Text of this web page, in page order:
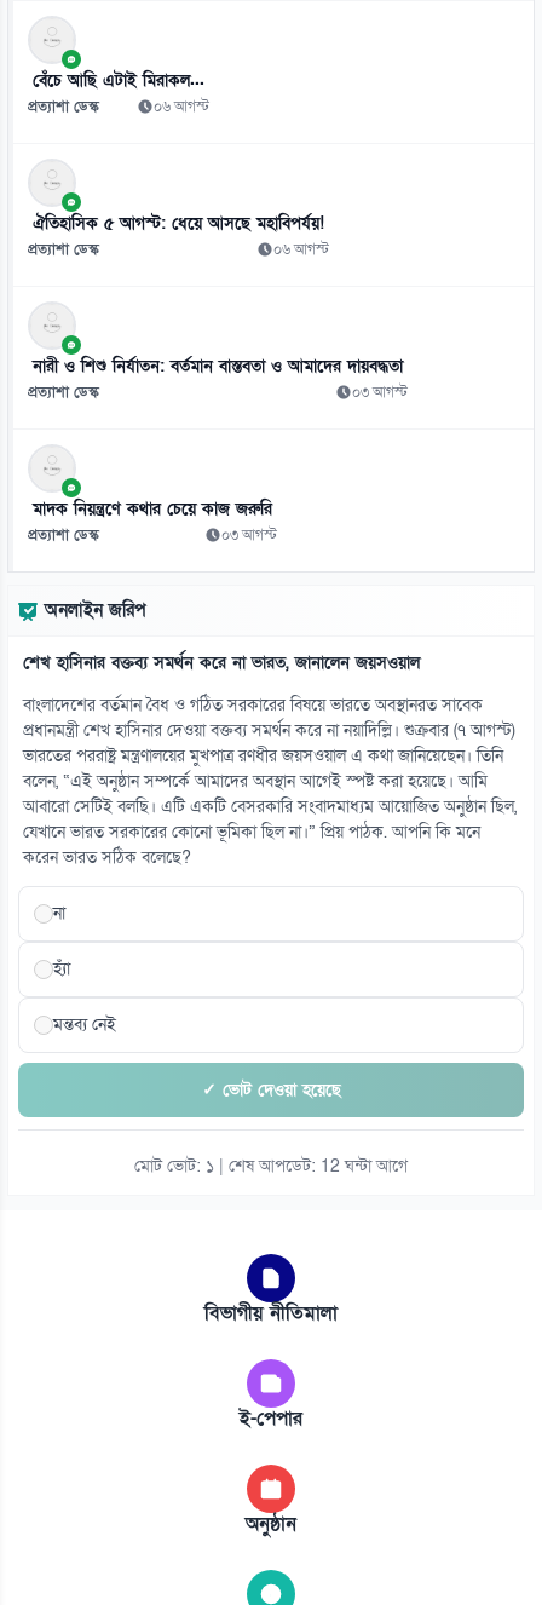
অটোরিকশায় বাসের ধাক্কা, প্রাণ গেল দুজনের
০৮ আগস্ট
বেঁচে আছি এটাই মিরাকল...
প্রত্যাশা ডেস্ক ০৬ আগস্ট
ঐতিহাসিক ৫ আগস্ট: ধেয়ে আসছে মহাবিপর্যয়!
প্রত্যাশা ডেস্ক ০৬ আগস্ট
নারী ও শিশু নির্যাতন: বর্তমান বাস্তবতা ও আমাদের দায়বদ্ধতা
প্রত্যাশা ডেস্ক ০৩ আগস্ট
মাদক নিয়ন্ত্রণে কথার চেয়ে কাজ জরুরি
প্রত্যাশা ডেস্ক ০৩ আগস্ট
অনলাইন জরিপ
শেখ হাসিনার বক্তব্য সমর্থন করে না ভারত, জানালেন জয়সওয়াল
বাংলাদেশের বর্তমান বৈধ ও গঠিত সরকারের বিষয়ে ভারতে অবস্থানরত সাবেক
প্রধানমন্ত্রী শেখ হাসিনার দেওয়া বক্তব্য সমর্থন করে না নয়াদিল্লি। শুক্রবার (৭ আগস্ট)
ভারতের পররাষ্ট্র মন্ত্রণালয়ের মুখপাত্র রণধীর জয়সওয়াল এ কথা জানিয়েছেন। তিনি
বলেন, “এই অনুষ্ঠান সম্পর্কে আমাদের অবস্থান আগেই স্পষ্ট করা হয়েছে। আমি
আবারো সেটিই বলছি। এটি একটি বেসরকারি সংবাদমাধ্যম আয়োজিত অনুষ্ঠান ছিল,
যেখানে ভারত সরকারের কোনো ভূমিকা ছিল না।” প্রিয় পাঠক. আপনি কি মনে
করেন ভারত সঠিক বলেছে?
না
হ্যাঁ
মন্তব্য নেই
✓ ভোট দেওয়া হয়েছে
মোট ভোট: ১ | শেষ আপডেট: 12 ঘন্টা আগে
বিভাগীয় নীতিমালা
ই-পেপার
অনুষ্ঠান